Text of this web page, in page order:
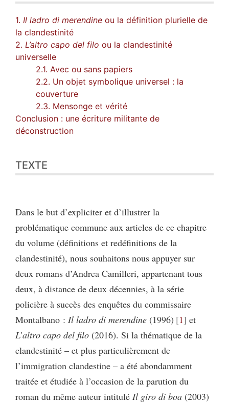
1. Il ladro di merendine ou la définition plurielle de
la clandestinité
2. L’altro capo del filo ou la clandestinité
universelle
2.1. Avec ou sans papiers
2.2. Un objet symbolique universel : la
couverture
2.3. Mensonge et vérité
Conclusion : une écriture militante de
déconstruction
TEXTE
Dans le but d’expliciter et d’illustrer la
problématique commune aux articles de ce chapitre
du volume (définitions et redéfinitions de la
clandestinité), nous souhaitons nous appuyer sur
deux romans d’Andrea Camilleri, appartenant tous
deux, à distance de deux décennies, à la série
policière à succès des enquêtes du commissaire
Montalbano : Il ladro di merendine (1996) 1 et
L’altro capo del filo (2016). Si la thématique de la
clandestinité – et plus particulièrement de
l’immigration clandestine – a été abondamment
traitée et étudiée à l’occasion de la parution du
roman du même auteur intitulé Il giro di boa (2003)